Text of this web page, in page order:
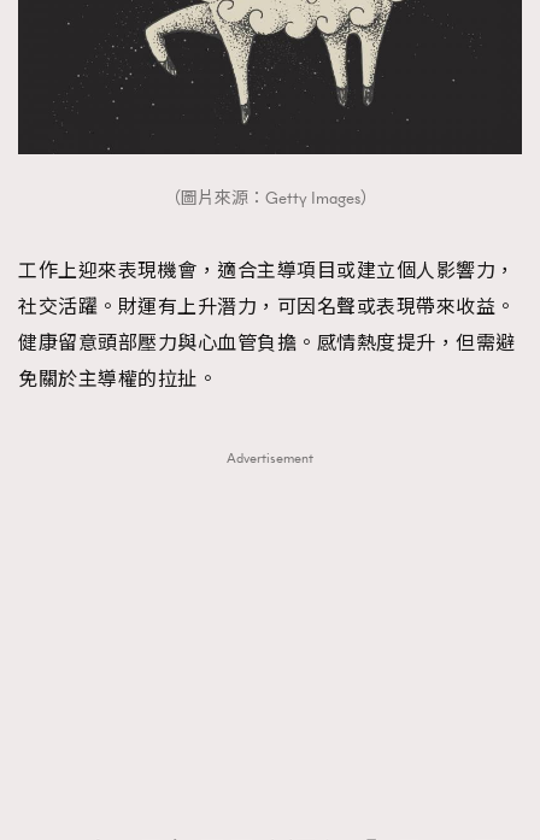
（圖片來源：Getty Images）
工作上迎來表現機會，適合主導項目或建立個人影響力，
社交活躍。財運有上升潛力，可因名聲或表現帶來收益。
健康留意頭部壓力與心血管負擔。感情熱度提升，但需避
免關於主導權的拉扯。
Advertisement